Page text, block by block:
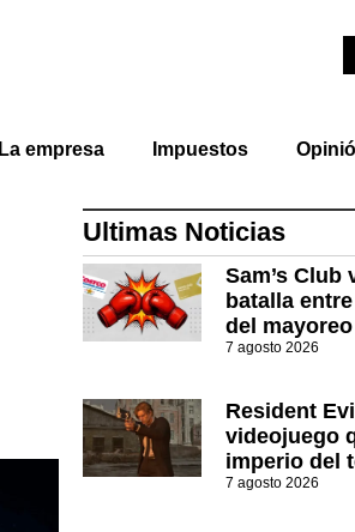
La empresa Impuestos
Ultimas Noticias
Sam’s Club
batalla
del mayoreo
7 agosto 2026
Resident
videojuego
imperio del
7 agosto 2026